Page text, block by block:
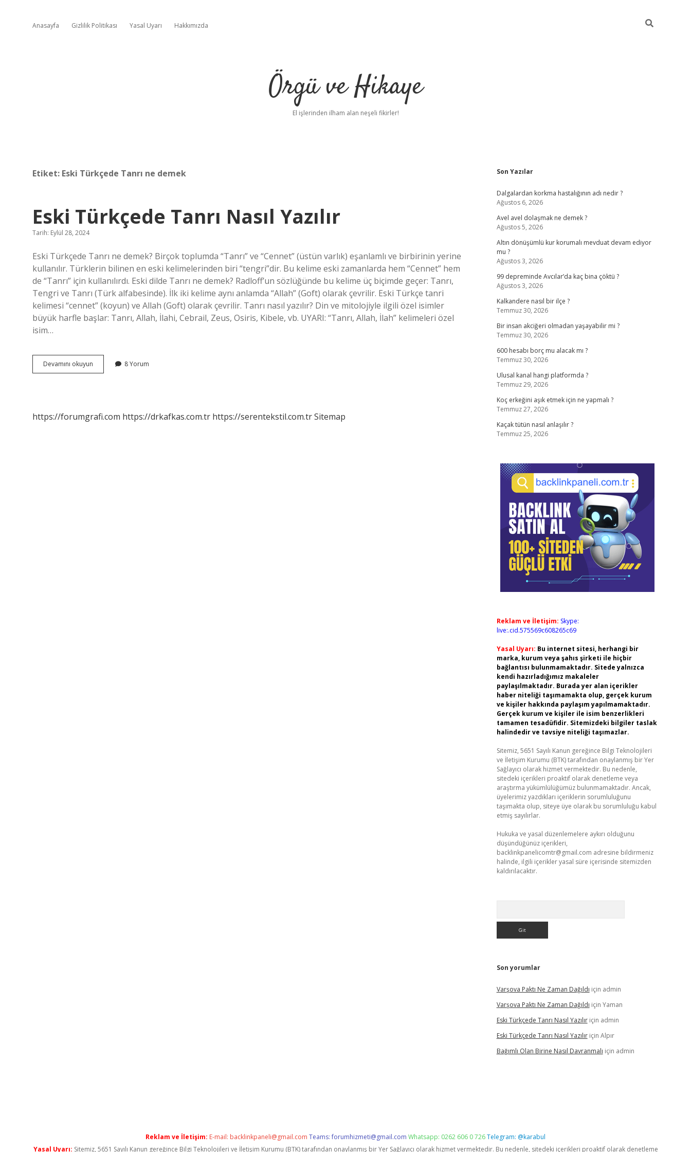
Anasayfa Gizlilik Politikası Yasal Uyarı Hakkımızda
Örgü ve Hikaye
El işlerinden ilham alan neşeli fikirler!
Etiket: Eski Türkçede Tanrı ne demek
Eski Türkçede Tanrı Nasıl Yazılır
Tarih: Eylül 28, 2024
Eski Türkçede Tanrı ne demek? Birçok toplumda “Tanrı” ve “Cennet” (üstün varlık) eşanlamlı ve birbirinin yerine
kullanılır. Türklerin bilinen en eski kelimelerinden biri “tengri”dir. Bu kelime eski zamanlarda hem “Cennet” hem
de “Tanrı” için kullanılırdı. Eski dilde Tanrı ne demek? Radloff’un sözlüğünde bu kelime üç biçimde geçer: Tanrı,
Tengri ve Tanrı (Türk alfabesinde). İlk iki kelime aynı anlamda “Allah” (Goft) olarak çevrilir. Eski Türkçe tanri
kelimesi “cennet” (koyun) ve Allah (Goft) olarak çevrilir. Tanrı nasıl yazılır? Din ve mitolojiyle ilgili özel isimler
büyük harfle başlar: Tanrı, Allah, İlahi, Cebrail, Zeus, Osiris, Kibele, vb. UYARI: “Tanrı, Allah, İlah” kelimeleri özel
isim…
Devamını okuyun
Türkçede
8 Yorum
https://forumgrafi.com https://drkafkas.com.tr https://serentekstil.com.trSitemap
Sidebar
Son Yazılar
Dalgalardan korkma hastalığının adı nedir ?
Ağustos 6, 2026
Avel avel dolaşmak ne demek ?
Ağustos 5, 2026
Altın dönüşümlü kur korumalı mevduat devam ediyor
mu ?
Ağustos 3, 2026
99 depreminde Avcılar’da kaç bina çöktü ?
Ağustos 3, 2026
Kalkandere nasıl bir ilçe ?
Temmuz 30, 2026
Bir insan akciğeri olmadan yaşayabilir mi ?
Temmuz 30, 2026
600 hesabı borç mu alacak mı ?
Temmuz 30, 2026
Ulusal kanal hangi platformda ?
Temmuz 29, 2026
Koç erkeğini aşık etmek için ne yapmalı ?
Temmuz 27, 2026
Kaçak tütün nasıl anlaşılır ?
Temmuz 25, 2026
Reklam ve İletişim: Skype:
live:.cid.575569c608265c69
Yasal Uyarı: Bu internet sitesi, herhangi bir
marka, kurum veya şahıs şirketi ile hiçbir
bağlantısı bulunmamaktadır. Sitede yalnızca
kendi hazırladığımız makaleler
paylaşılmaktadır. Burada yer alan içerikler
haber niteliği taşımamakta olup, gerçek kurum
ve kişiler hakkında paylaşım yapılmamaktadır.
Gerçek kurum ve kişiler ile isim benzerlikleri
tamamen tesadüfidir. Sitemizdeki bilgiler taslak
halindedir ve tavsiye niteliği taşımazlar.
Sitemiz, 5651 Sayılı Kanun gereğince Bilgi Teknolojileri
ve İletişim Kurumu (BTK) tarafından onaylanmış bir Yer
Sağlayıcı olarak hizmet vermektedir. Bu nedenle,
sitedeki içerikleri proaktif olarak denetleme veya
araştırma yükümlülüğümüz bulunmamaktadır. Ancak,
üyelerimiz yazdıkları içeriklerin sorumluluğunu
taşımakta olup, siteye üye olarak bu sorumluluğu kabul
etmiş sayılırlar.
Hukuka ve yasal düzenlemelere aykırı olduğunu
düşündüğünüz içerikleri,
backlinkpanelicomtr@gmail.com adresine bildirmeniz
halinde, ilgili içerikler yasal süre içerisinde sitemizden
kaldırılacaktır.
Son yorumlar
Varşova Paktı Ne Zaman Dağıldı için admin
Varşova Paktı Ne Zaman Dağıldı için Yaman
Eski Türkçede Tanrı Nasıl Yazılıriçin admin
Eski Türkçede Tanrı Nasıl Yazılıriçin Alpır
Bağımlı Olan Birine Nasıl Davranmalı için admin
Reklam ve İletişim: E-mail: backlinkpaneli@gmail.com Teams:forumhizmeti@gmail.com Whatsapp: 0262 606 0 726Telegram: @karabul
Yasal Uyarı: Sitemiz, 5651 Sayılı Kanun gereğince Bilgi Teknolojileri ve İletişim Kurumu (BTK) tarafından onaylanmış bir Yer Sağlayıcı olarak hizmet vermektedir. Bu nedenle, sitedeki içerikleri proaktif olarak denetleme